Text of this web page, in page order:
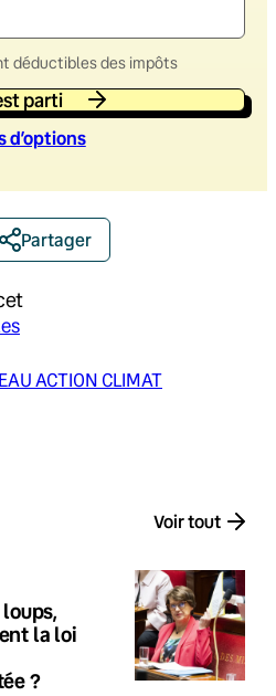
déductibles des impôts
parti
d’options
Partager
ACTION CLIMAT
Voir tout
la loi
?